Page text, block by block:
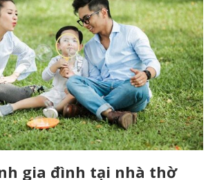
gia đình tại nhà thờ